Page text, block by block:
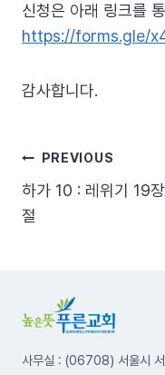
신청은 아래 링크를
https://forms.gle/
감사합니다.
글
탐
PREVIOUS
하가 10 : 레위기 19
절
사무실 : (06708) 서울시